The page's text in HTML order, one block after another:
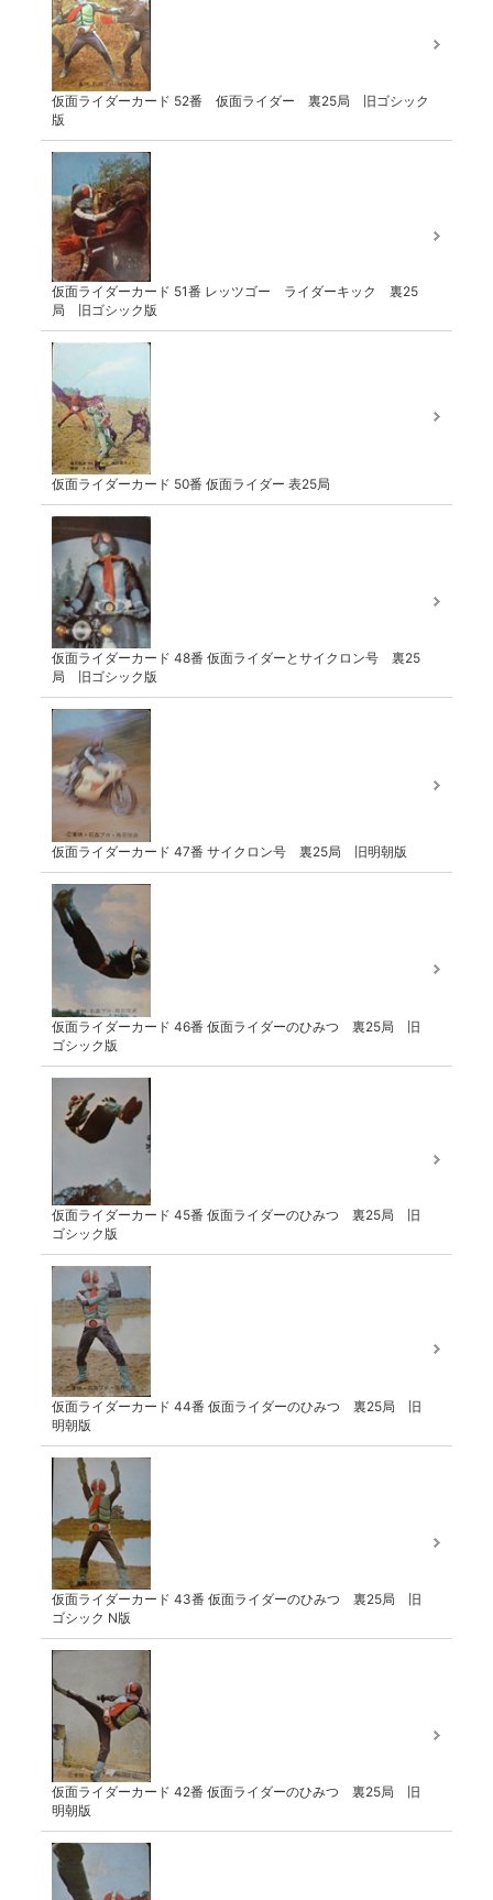
仮面ライダーカード 52番 仮面ライダー 裏25局 旧ゴシック
版
仮面ライダーカード 51番 レッツゴー ライダーキック 裏25
局 旧ゴシック版
仮面ライダーカード 50番 仮面ライダー 表25局
仮面ライダーカード 48番 仮面ライダーとサイクロン号 裏25
局 旧ゴシック版
仮面ライダーカード 47番 サイクロン号 裏25局 旧明朝版
仮面ライダーカード 46番 仮面ライダーのひみつ 裏25局 旧
ゴシック版
仮面ライダーカード 45番 仮面ライダーのひみつ 裏25局 旧
ゴシック版
仮面ライダーカード 44番 仮面ライダーのひみつ 裏25局 旧
明朝版
仮面ライダーカード 43番 仮面ライダーのひみつ 裏25局 旧
ゴシック N版
仮面ライダーカード 42番 仮面ライダーのひみつ 裏25局 旧
明朝版